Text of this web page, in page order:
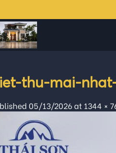
thu-mai-
05/13/2026at 1344 ×